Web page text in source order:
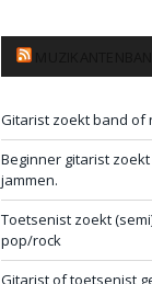
Gitarist zoekt band of
Beginner gitarist
jammen.
Toetsenist zoekt
pop/rock
Gitarist of toetsenist